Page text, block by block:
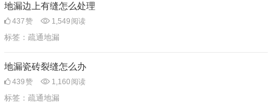
地漏边上有缝怎么处理
437赞 1,549 阅读
标签： 疏通地漏
地漏瓷砖裂缝怎么办
439赞 1,160 阅读
标签： 疏通地漏